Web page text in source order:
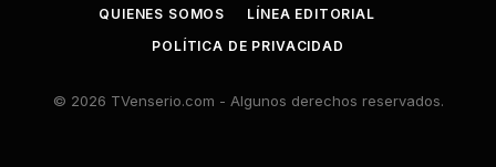
QUIENES SOMOS
LÍNEA EDITORIAL
POLÍTICA DE PRIVACIDAD
© 2026 TVenserio.com - Algunos derechos reservados.